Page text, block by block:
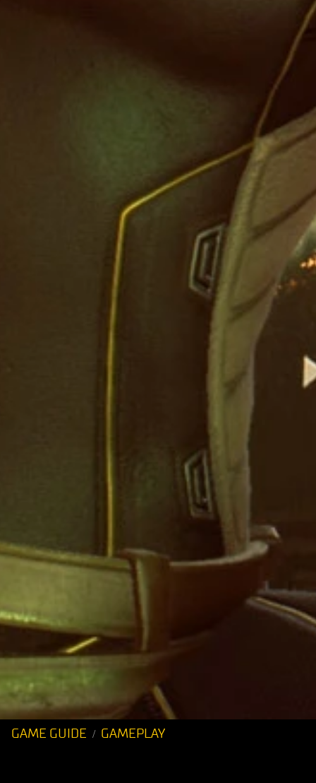
GAME GUIDE GAMEPLAY